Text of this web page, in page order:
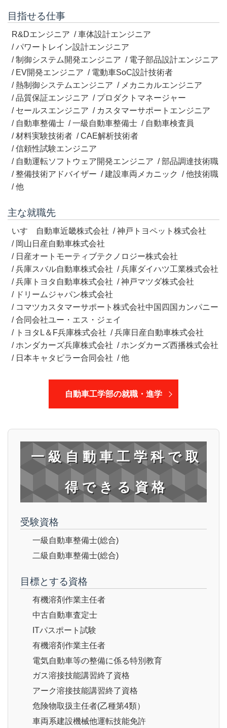
目指せる仕事
R&Dエンジニア
車体設計エンジニア
パワートレイン設計エンジニア
制御システム開発エンジニア
電子部品設計エンジニア
EV開発エンジニア
電動車SoC設計技術者
熱制御システムエンジニア
メカニカルエンジニア
品質保証エンジニア
プロダクトマネージャー
セールスエンジニア
カスタマーサポートエンジニア
自動車整備士
一級自動車整備士
自動車検査員
材料実験技術者
CAE解析技術者
信頼性試験エンジニア
自動運転ソフトウェア開発エンジニア
部品調達技術職
整備技術アドバイザー
建設車両メカニック
他技術職
他
主な就職先
いすゞ自動車近畿株式会社
神戸トヨペット株式会社
岡山日産自動車株式会社
日産オートモーティブテクノロジー株式会社
兵庫スバル自動車株式会社
兵庫ダイハツ工業株式会社
兵庫トヨタ自動車株式会社
神戸マツダ株式会社
ドリームジャパン株式会社
コマツカスタマーサポート株式会社中国四国カンパニー
合同会社ユー・エス・ジェイ
トヨタL＆F兵庫株式会社
兵庫日産自動車株式会社
ホンダカーズ兵庫株式会社
ホンダカーズ西播株式会社
日本キャタピラー合同会社
他
自動車工学部の就職・進学
一級自動車工学科で取
得できる資格
受験資格
一級自動車整備士(総合)
二級自動車整備士(総合)
目標とする資格
有機溶剤作業主任者
中古自動車査定士
ITパスポート試験
有機溶剤作業主任者
電気自動車等の整備に係る特別教育
ガス溶接技能講習終了資格
アーク溶接技能講習終了資格
危険物取扱主任者(乙種第4類）
車両系建設機械他運転技能免許